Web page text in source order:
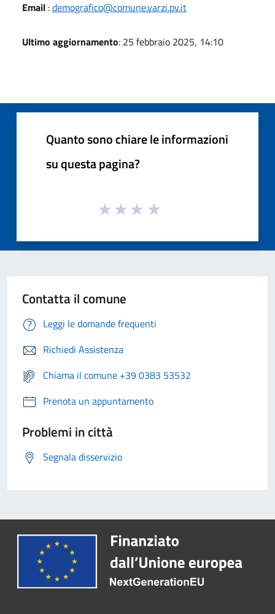
Email :demografico@comune.varzi.pv.it
Ultimo aggiornamento: 25 febbraio 2025, 14:10
Quanto sono chiare le informazioni
su questa pagina?
Contatta il comune
Leggi le domande frequenti
Richiedi Assistenza
Chiama il comune +39 0383 53532
Prenota un appuntamento
Problemi in città
Segnala disservizio